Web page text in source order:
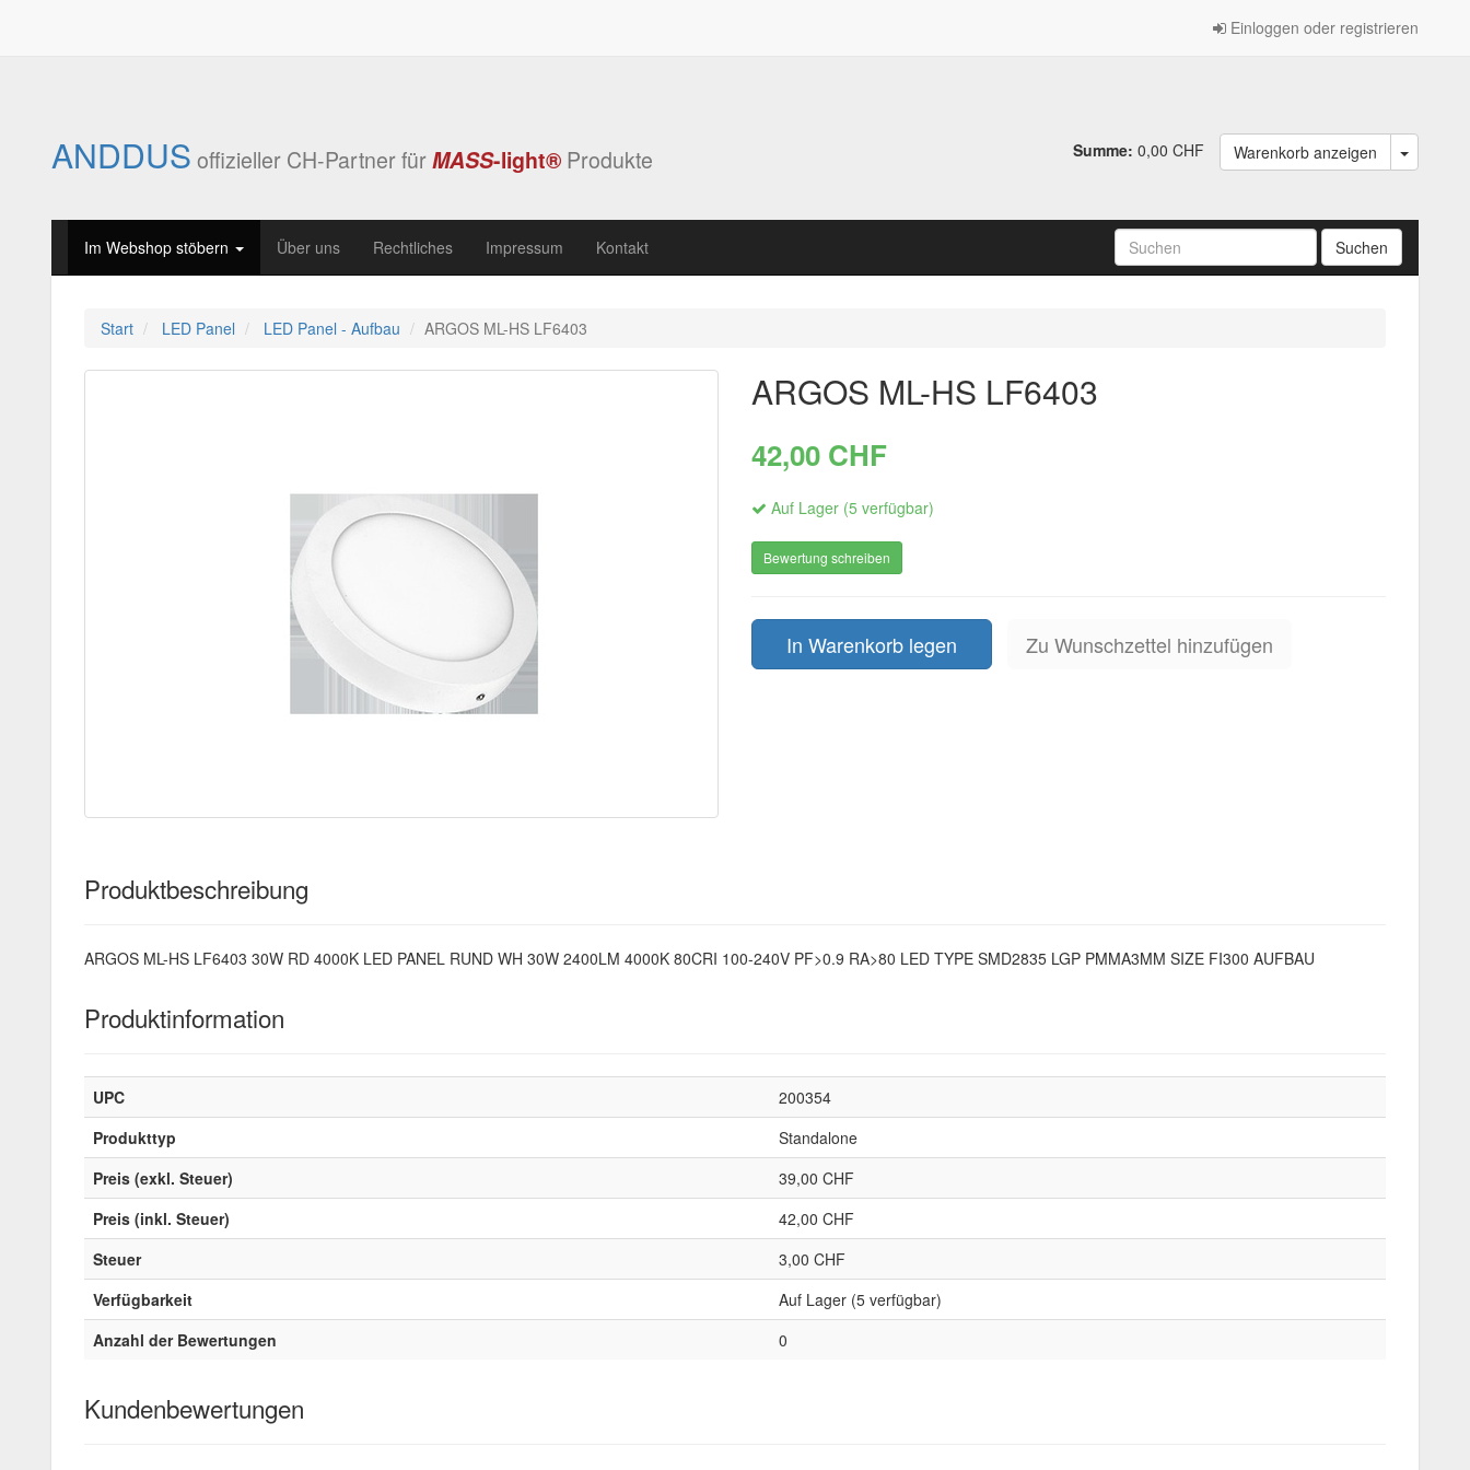
Einloggen oder registrieren
ANDDUS offizieller CH-Partner fürMASS-light® Produkte Summe: 0,00 CHF Warenkorb anzeigen
Im Webshop stöbern Über uns Rechtliches Impressum Kontakt
Start LED Panel LED Panel - Aufbau ARGOS ML-HS LF6403
ARGOS ML-HS LF6403
42,00 CHF
Auf Lager (5 verfügbar)
Bewertung schreiben
In Warenkorb legen Zu Wunschzettel hinzufügen
Produktbeschreibung
ARGOS ML-HS LF6403 30W RD 4000K LED PANEL RUND WH 30W 2400LM 4000K 80CRI 100-240V PF>0.9 RA>80 LED TYPE SMD2835 LGP PMMA3MM SIZE FI300 AUFBAU
Produktinformation
UPC
200354
Produkttyp
Standalone
Preis (exkl. Steuer)
39,00 CHF
Preis (inkl. Steuer)
42,00 CHF
Steuer
3,00 CHF
Verfügbarkeit
Auf Lager (5 verfügbar)
Anzahl der Bewertungen
0
Kundenbewertungen